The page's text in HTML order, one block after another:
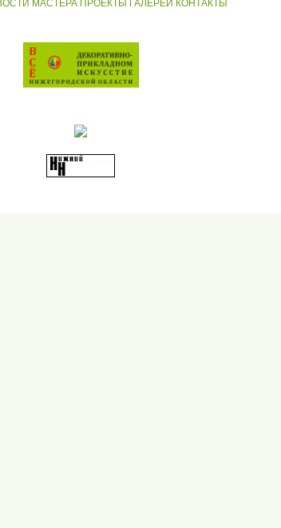
МАСТЕРА ПРОЕКТЫ ГАЛЕРЕИ КОНТАКТЫ